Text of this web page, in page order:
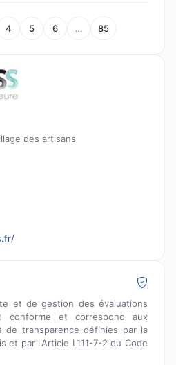
4 5 6 … 85
des artisans
et de gestion des évaluations
conforme et correspond aux
de transparence définies par la
et par l'Article L111-7-2 du Code